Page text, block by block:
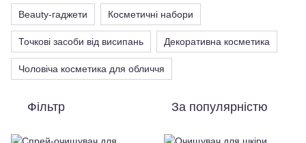
Beauty-гаджети Косметичні набори
Точкові засоби від висипань Декоративна косметика
Чоловіча косметика для обличчя
Фільтр За популярністю